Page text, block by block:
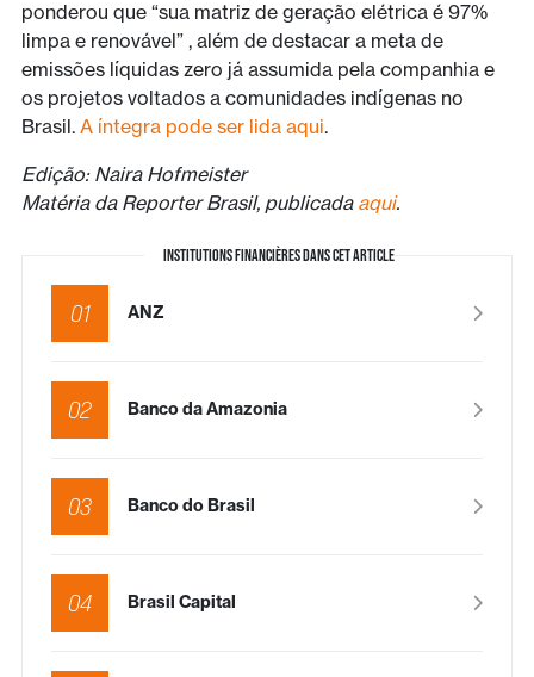
ponderou que “sua matriz de geração elétrica é 97%
limpa e renovável” , além de destacar a meta de
emissões líquidas zero já assumida pela companhia e
os projetos voltados a comunidades indígenas no
Brasil. A íntegra pode ser lida aqui.
Edição: Naira Hofmeister
Matéria da Reporter Brasil, publicada aqui.
INSTITUTIONS FINANCIÈRES DANS CET ARTICLE
01 ANZ
02 Banco da Amazonia
03 Banco do Brasil
04 Brasil Capital